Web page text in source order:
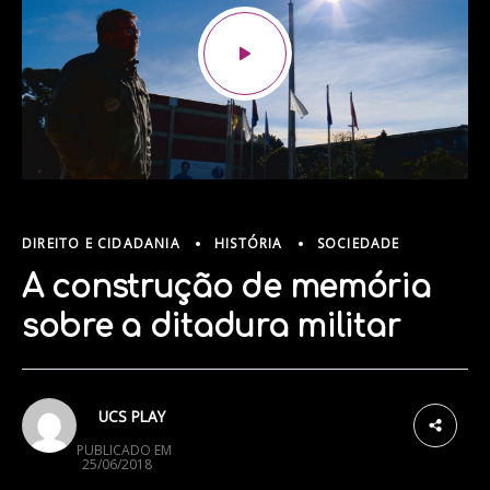
DIREITO E CIDADANIA HISTÓRIA SOCIEDADE
A construção de memória
sobre a ditadura militar
UCS PLAY
PUBLICADO EM
25/06/2018